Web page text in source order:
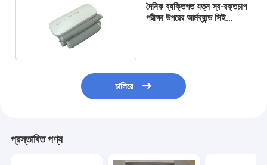
দৈনিক ব্যক্তিগত যত্ন স্ব-রক্তচাপ
পরীক্ষা উপরের আর্মব্যান্ড সিই
চালিয়ে
প্রস্তাবিত পণ্য